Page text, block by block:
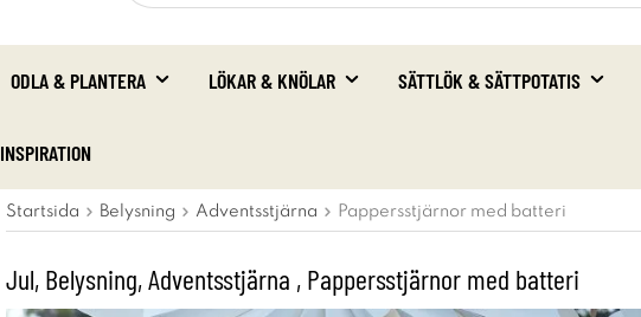
ODLA & PLANTERA LÖKAR & KNÖLAR SÄTTLÖK & SÄTTPOTATIS
INSPIRATION
Startsida Belysning Adventsstjärna Pappersstjärnor med batteri
Jul, Belysning, Adventsstjärna , Pappersstjärnor med batteri